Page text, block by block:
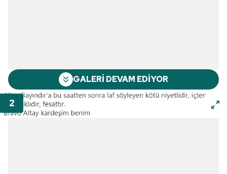
GALERİ DEVAM EDİYOR